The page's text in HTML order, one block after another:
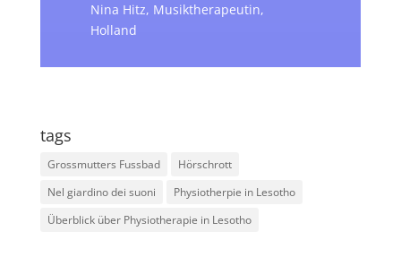
Nina Hitz, Musiktherapeutin,
Holland
tags
Grossmutters Fussbad
Hörschrott
Nel giardino dei suoni
Physiotherpie in Lesotho
Überblick über Physiotherapie in Lesotho